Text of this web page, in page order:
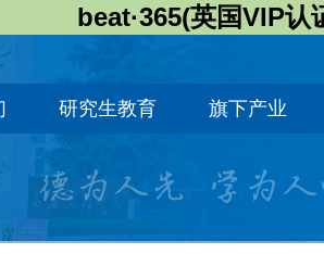
beat·365(英国VIP
研究生教育 旗下产业